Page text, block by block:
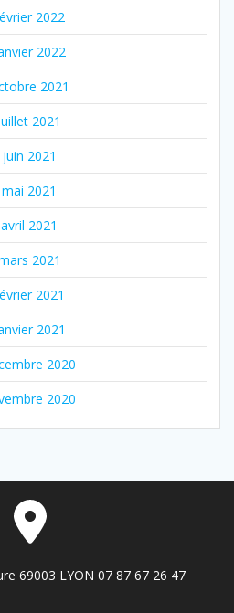
2022
2022
2021
2021
juin 2021
mai 2021
avril 2021
2021
2021
2021
2020
2020
69003 LYON 07 87 67 26 47